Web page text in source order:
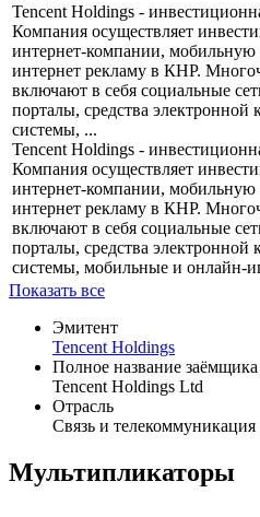
Tencent Holdings -
Компания осуществляет
интернет-компании, мобильную
интернет рекламу в КНР.
включают в себя социальные
порталы, средства
системы, ...
Tencent Holdings -
Компания осуществляет
интернет-компании, мобильную
интернет рекламу в КНР.
включают в себя социальные
порталы, средства
системы, мобильные и онлайн-
Показать все
Эмитент
Tencent Holdings
Полное название заёмщика
Tencent Holdings Ltd
Отрасль
Связь и телекоммуникация
Мультипликаторы